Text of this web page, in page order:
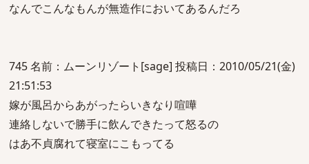
なんでこんなもんが無造作においてあるんだろ
745 名前：ムーンリゾート[sage] 投稿日：2010/05/21(金)
21:51:53
嫁が風呂からあがったらいきなり喧嘩
連絡しないで勝手に飲んできたって怒るの
はあ不貞腐れて寝室にこもってる